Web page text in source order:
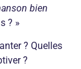
bien
? »
? Quelles
?